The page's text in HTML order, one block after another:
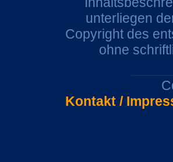
unterliegen
Copyright des
ohne
Kontakt /